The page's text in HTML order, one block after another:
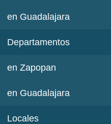
en Guadalajara
Departamentos
en Zapopan
en Guadalajara
Locales